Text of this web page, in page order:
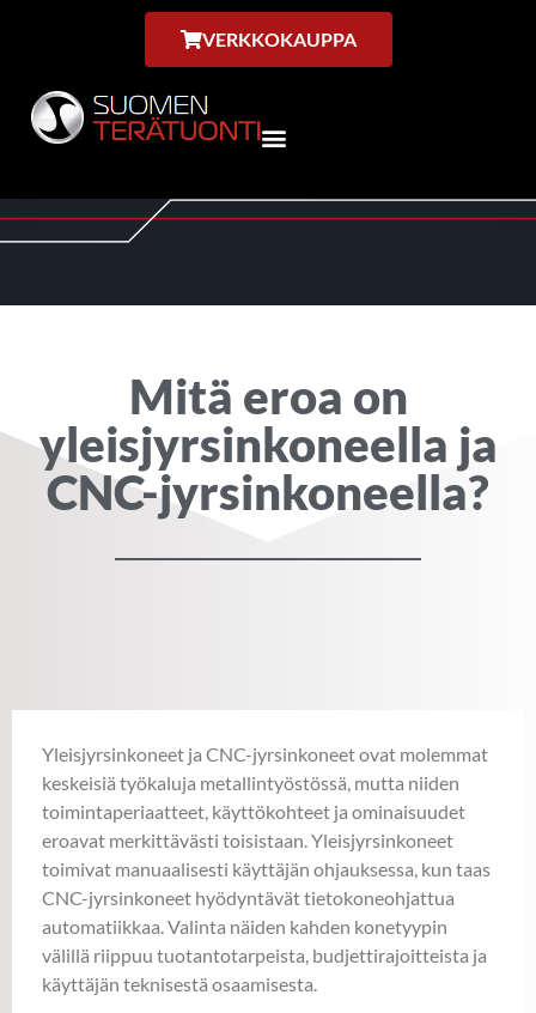
VERKKOKAUPPA
Mitä eroa on
yleisjyrsinkoneella ja
CNC-jyrsinkoneella?
Yleisjyrsinkoneet ja CNC-jyrsinkoneet ovat molemmat
keskeisiä työkaluja metallintyöstössä, mutta niiden
toimintaperiaatteet, käyttökohteet ja ominaisuudet
eroavat merkittävästi toisistaan. Yleisjyrsinkoneet
toimivat manuaalisesti käyttäjän ohjauksessa, kun taas
CNC-jyrsinkoneet hyödyntävät tietokoneohjattua
automatiikkaa. Valinta näiden kahden konetyypin
välillä riippuu tuotantotarpeista, budjettirajoitteista ja
käyttäjän teknisestä osaamisesta.